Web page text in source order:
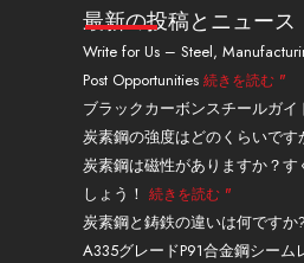
ト
イ
ン
t
u
b
e
ス
・
ツ
イ
ッ
タ
ー
レ
ス
ト
最新の投稿とニュース
Write for Us – Steel,
Post Opportunities 続きを読む "
ブラックカーボンスチールガイ
炭素鋼の強度はどのくらいです
炭素鋼は磁性がありますか？す
しょう！ 続きを読む "
炭素鋼と鋳鉄の違いは何ですか?
A335グレードP91合金鋼シーム